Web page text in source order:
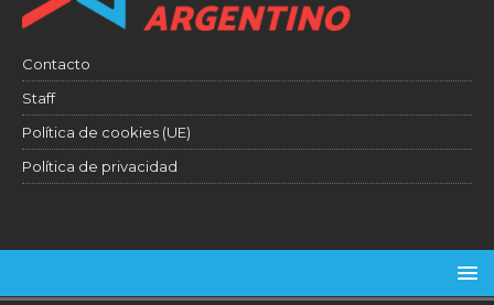
Contacto
Staff
Política de cookies (UE)
Política de privacidad